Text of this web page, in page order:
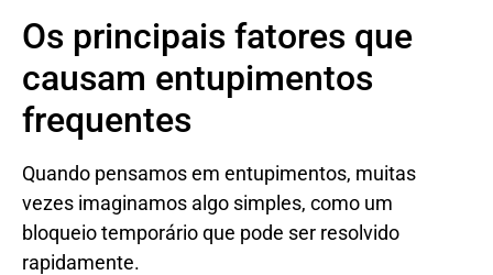
Os principais fatores que
causam entupimentos
frequentes
Quando pensamos em entupimentos, muitas
vezes imaginamos algo simples, como um
bloqueio temporário que pode ser resolvido
rapidamente.